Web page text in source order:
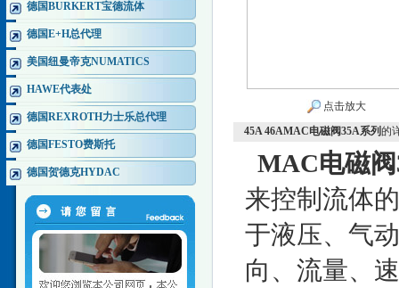
德国BURKERT宝德流体
德国E+H总代理
美国纽曼帝克NUMATICS
HAWE代表处
德国REXROTH力士乐总代理
德国FESTO费斯托
德国贺德克HYDAC
点击放大
45A 46AMAC电磁阀35A系列的
MAC电磁
来控制流体
于液压、气
向、流量、